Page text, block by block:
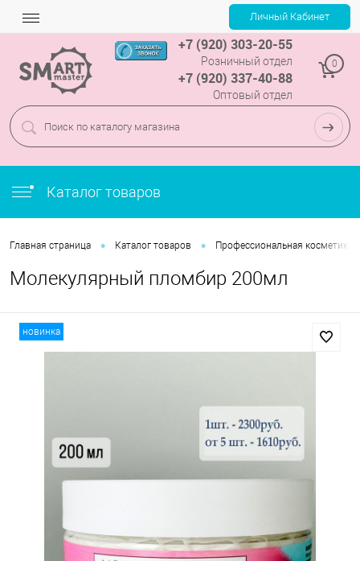
+7 (920) 303-20-55
Розничный отдел
+7 (920) 337-40-88
Оптовый отдел
0
Каталог товаров
Главная страница • Каталог товаров • Профессиональная косметика
Молекулярный пломбир 200мл
новинка